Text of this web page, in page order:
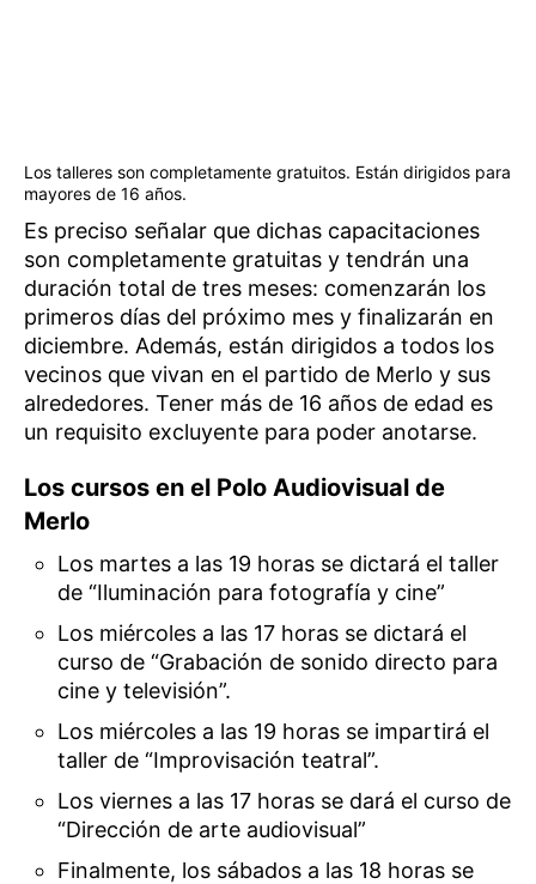
Los talleres son completamente gratuitos. Están dirigidos para
mayores de 16 años.
Es preciso señalar que dichas capacitaciones
son completamente gratuitas y tendrán una
duración total de tres meses: comenzarán los
primeros días del próximo mes y finalizarán en
diciembre. Además, están dirigidos a todos los
vecinos que vivan en el partido de Merlo y sus
alrededores. Tener más de 16 años de edad es
un requisito excluyente para poder anotarse.
Los cursos en el Polo Audiovisual de
Merlo
Los martes a las 19 horas se dictará el taller
de “Iluminación para fotografía y cine”
Los miércoles a las 17 horas se dictará el
curso de “Grabación de sonido directo para
cine y televisión”.
Los miércoles a las 19 horas se impartirá el
taller de “Improvisación teatral”.
Los viernes a las 17 horas se dará el curso de
“Dirección de arte audiovisual”
Finalmente, los sábados a las 18 horas se